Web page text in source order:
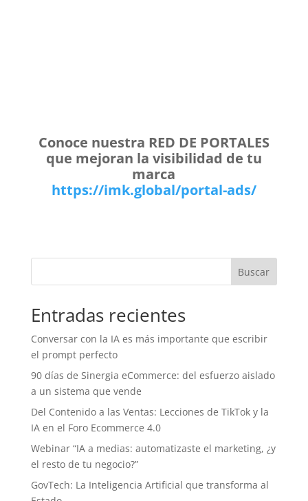
Conoce nuestra RED DE PORTALES
que mejoran la visibilidad de tu
marca
https://imk.global/portal-ads/
Buscar
Entradas recientes
Conversar con la IA es más importante que escribir
el prompt perfecto
90 días de Sinergia eCommerce: del esfuerzo aislado
a un sistema que vende
Del Contenido a las Ventas: Lecciones de TikTok y la
IA en el Foro Ecommerce 4.0
Webinar “IA a medias: automatizaste el marketing, ¿y
el resto de tu negocio?”
GovTech: La Inteligencia Artificial que transforma al